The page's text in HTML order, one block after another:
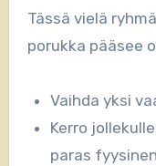
Tässä vielä
porukka pääsee
Vaihda yksi
Kerro
paras